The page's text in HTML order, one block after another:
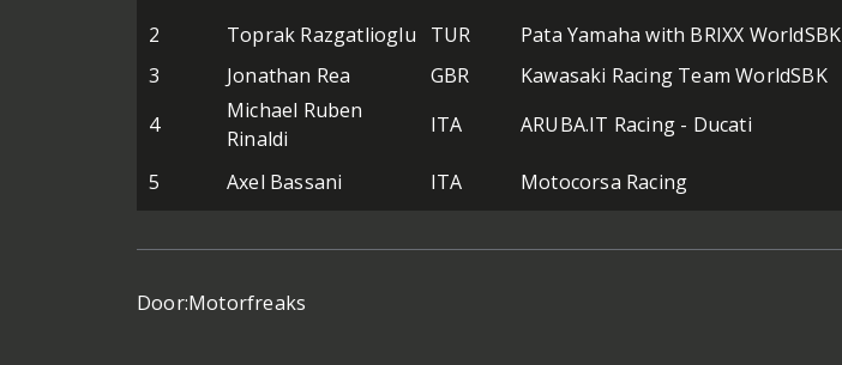
2
Toprak Razgatlioglu TUR Pata Yamaha with BRIXX WorldSBK
3
Jonathan Rea GBR Kawasaki Racing Team WorldSBK
4
Michael Ruben
Rinaldi
ITA ARUBA.IT Racing - Ducati
5 Axel Bassani ITA Motocorsa Racing
Door:Motorfreaks